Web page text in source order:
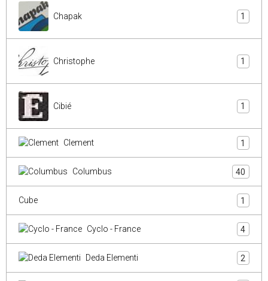
Chapak 1
Christophe 1
Cibié 1
Clement 1
Columbus 40
Cube 1
Cyclo - France 4
Deda Elementi 2